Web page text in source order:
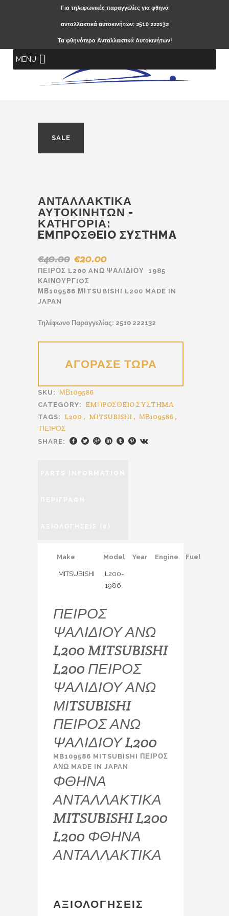
Για τηλεφωνικές παραγγελίες για φθηνά
ανταλλακτικά αυτοκινήτων: 2510 222132
Τα φθηνότερα Ανταλλακτικά Αυτοκινήτων!
MENU
SALE
ΑΝΤΑΛΛΑΚΤΙΚΆ
ΑΥΤΟΚΙΝΉΤΩΝ -
ΚΑΤΗΓΟΡΊΑ:
EMΠPOΣΘEIO ΣYΣTHMA
€40.00 Original
price
was:
€40.00.
€20.00Η
τρέχουσα
είναι:
ΠΕΙΡΟΣ L200 ANΩ ΨΑΛΙΔΙΟΥ 1985
ΚΑΙΝΟΥΡΓIOΣ
ΜΒ109586 ΜΙTSUBISHI L200 MADE IN
JAPAN
Τηλέφωνο Παραγγελίας: 2510 222132
SKU: ΜΒ109586
CATEGORY: EMΠPOΣΘEIO ΣYΣTHMA
TAGS: L200 , MITSUBISHI , ΜΒ109586 ,
ΠΕΙΡΟΣ
SHARE:
Make Model Year Engine Fuel
MITSUBISHI
L200-
1986
ΠΕΙΡΟΣ
ΨΑΛΙΔΙΟΥ ΑΝΩ
L200 MITSUBISHI
L200 ΠΕΙΡΟΣ
ΨΑΛΙΔΙΟΥ ΑΝΩ
ΜΙTSUBISHI
ΠΕΙΡΟΣ ΑΝΩ
ΨΑΛΙΔΙΟΥ L200
MB109586 MITSUBISHI ΠΕΙΡΟΣ
ΑΝΩ MADE IN JAPAN
ΦΘΗΝΑ
ΑΝΤΑΛΛΑΚΤΙΚΑ
MITSUBISHI L200
L200 ΦΘΗΝΑ
ΑΝΤΑΛΛΑΚΤΙΚΑ
ΑΞΙΟΛΟΓΉΣΕΙΣ